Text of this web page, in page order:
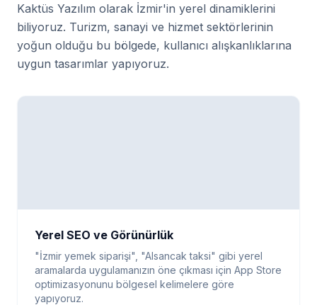
Kaktüs Yazılım olarak İzmir'in yerel dinamiklerini
biliyoruz. Turizm, sanayi ve hizmet sektörlerinin
yoğun olduğu bu bölgede, kullanıcı alışkanlıklarına
uygun tasarımlar yapıyoruz.
Yerel SEO ve Görünürlük
"İzmir yemek siparişi", "Alsancak taksi" gibi yerel
aramalarda uygulamanızın öne çıkması için App Store
optimizasyonunu bölgesel kelimelere göre
yapıyoruz.